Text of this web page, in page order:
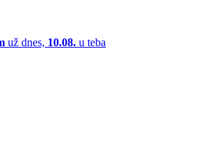
už dnes, 10.08. u teba